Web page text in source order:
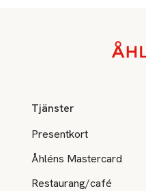
Tjänster
Presentkort
Åhléns Mastercard
Restaurang/café